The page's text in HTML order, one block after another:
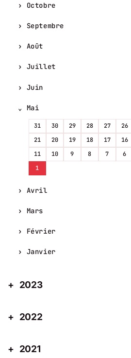
Octobre
Septembre
Août
Juillet
Juin
Mai
31 30 29 28 27 26
21
20 19 18 17 16
11
10 9 8 7 6
1
Avril
Mars
Février
Janvier
2023
2022
2021